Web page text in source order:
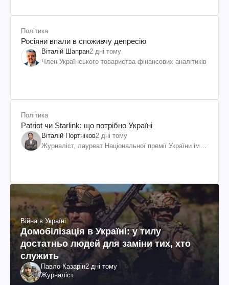
Політика
Росіяни впали в споживчу депресію
Віталій Шапран2 дні тому
Член Українського товариства фінансових аналітиків
Політика
Patriot чи Starlink: що потрібно Україні
Віталій Портніков2 дні тому
Журналіст, лауреат Національної премії України ім.
Війна в Україні
Домобілізація в Україні: у тилу
достатньо людей для заміни тих, хто
служить
Павло Казарін2 дні тому
Журналіст